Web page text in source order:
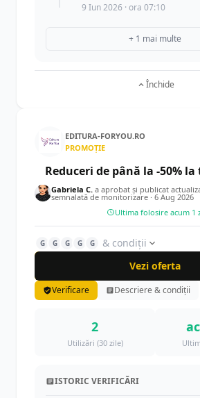
9 Iun 2026 · ora 07:10
+ 1 mai multe
Închide
EDITURA-FORYOU.RO
PROMOȚIE
Reduceri de până la -50%
Gabriela C. a aprobat și publicat
semnalată de monitorizare · 6 Aug 2026
Ultima folosire acum 1
G G G G G
& condiții
Vezi oferta
Verificare Descriere & condiții
2
Utilizări (30 zile)
ISTORIC VERIFICĂRI